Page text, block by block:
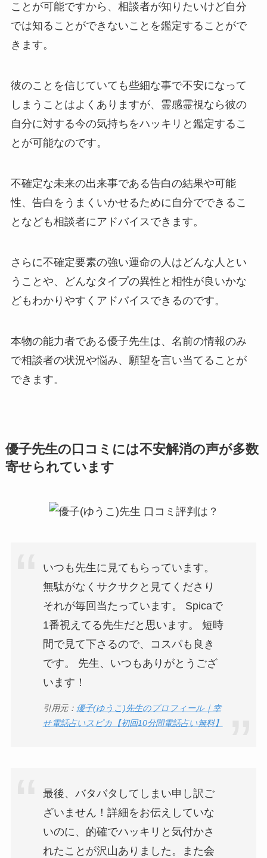
ことが可能ですから、相談者が知りたいけど自分
では知ることができないことを鑑定することがで
きます。
彼のことを信じていても些細な事で不安になって
しまうことはよくありますが、霊感霊視なら彼の
自分に対する今の気持ちをハッキリと鑑定するこ
とが可能なのです。
不確定な未来の出来事である告白の結果や可能
性、告白をうまくいかせるために自分でできるこ
となども相談者にアドバイスできます。
さらに不確定要素の強い運命の人はどんな人とい
うことや、どんなタイプの異性と相性が良いかな
どもわかりやすくアドバイスできるのです。
本物の能力者である優子先生は、名前の情報のみ
で相談者の状況や悩み、願望を言い当てることが
できます。
優子先生の口コミには不安解消の声が多数
寄せられています
いつも先生に見てもらっています。
無駄がなくサクサクと見てくださり
それが毎回当たっています。 Spicaで
1番視えてる先生だと思います。 短時
間で見て下さるので、コスパも良き
です。 先生、いつもありがとうござ
います！
引用元： 優子(ゆうこ)先生のプロフィール｜幸
せ電話占いスピカ【初回10分間電話占い無料】
最後、バタバタしてしまい申し訳ご
ざいません！詳細をお伝えしていな
いのに、的確でハッキリと気付かさ
れたことが沢山ありました。また会